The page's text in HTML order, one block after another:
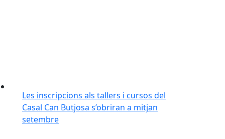
Les inscripcions als tallers i cursos del
Casal Can Butjosa s’obriran a mitjan
setembre